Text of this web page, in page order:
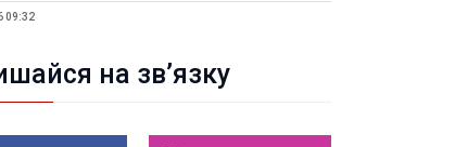
09:32
21:18
телеоб'єктивів Sigma Sports та Sony G-
на зв’язку